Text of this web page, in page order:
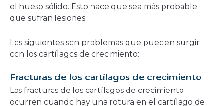
el hueso sólido. Esto hace que sea más probable
que sufran lesiones.
Los siguientes son problemas que pueden surgir
con los cartílagos de crecimiento:
Fracturas de los cartílagos de crecimiento
Las fracturas de los cartílagos de crecimiento
ocurren cuando hay una rotura en el cartílago de